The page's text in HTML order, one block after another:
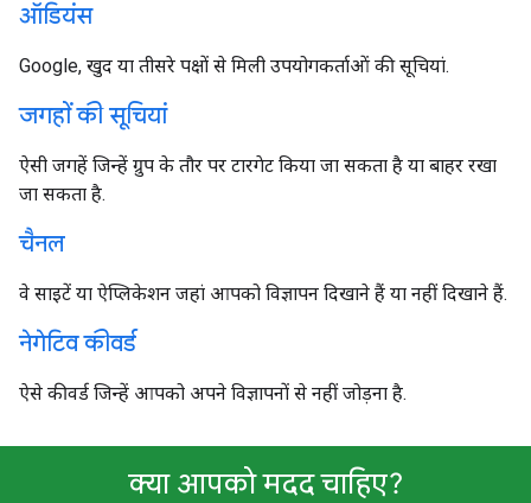
ऑडियंस
Google, खुद या तीसरे पक्षों से मिली उपयोगकर्ताओं की सूचियां.
जगहों की सूचियां
ऐसी जगहें जिन्हें ग्रुप के तौर पर टारगेट किया जा सकता है या बाहर रखा
जा सकता है.
चैनल
वे साइटें या ऐप्लिकेशन जहां आपको विज्ञापन दिखाने हैं या नहीं दिखाने हैं.
नेगेटिव कीवर्ड
ऐसे कीवर्ड जिन्हें आपको अपने विज्ञापनों से नहीं जोड़ना है.
क्या आपको मदद चाहिए?